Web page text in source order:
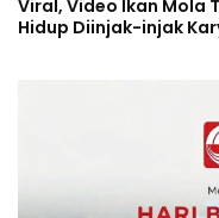
Viral, Video Ikan Mola
Hidup Diinjak-injak